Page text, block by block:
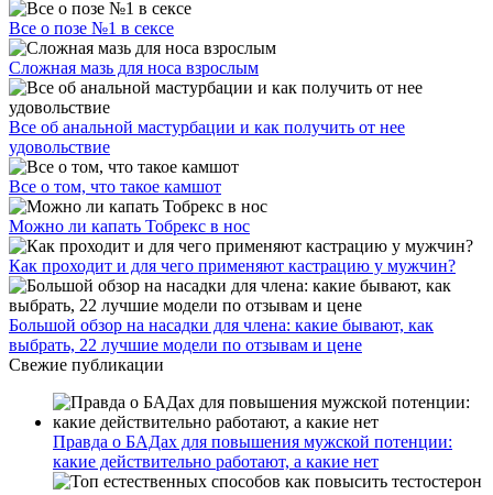
Все о позе №1 в сексе
Сложная мазь для носа взрослым
Все об анальной мастурбации и как получить от нее
удовольствие
Все о том, что такое камшот
Можно ли капать Тобрекс в нос
Как проходит и для чего применяют кастрацию у мужчин?
Большой обзор на насадки для члена: какие бывают, как
выбрать, 22 лучшие модели по отзывам и цене
Свежие публикации
Правда о БАДах для повышения мужской потенции:
какие действительно работают, а какие нет